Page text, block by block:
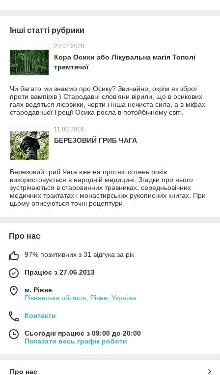
Інші статті рубрики
22.04.2020
Кора Осики або Лікувальна магія Тополі
тремтячої
Чи багато ми знаємо про Осику? Звичайно, окрім як зброї
проти вампірів ) Стародавні слов'яни вірили, що в осикових
гаях водяться лісовики, чорти і інша нечиста сила, а в міфах
стародавньої Греції Осика росла в потойбічному світі.
11.02.2018
БЕРЕЗОВИЙ ГРИБ ЧАГА
Березовий гриб Чага вже на протязі сотень років
використовується в народній медицині. Згадки про нього
зустрічаються в старовинних травниках, середньовічних
медичних трактатах і монастирських рукописних книгах. При
цьому описуються точні рецептури
Про нас
97% позитивних з 31 відгука за рік
Працює з 27.06.2013
м. Рівне
Рівненська область, Рівне, Україна
Контакти
Сьогодні працює з 09:00 до 20:00
Показати весь графік роботи
Про нас